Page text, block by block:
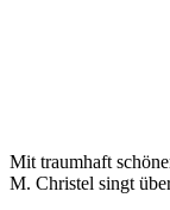
Mit traumhaft
M. Christel singt